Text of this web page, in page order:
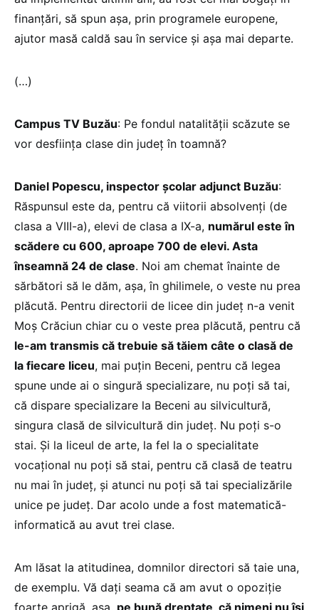
finanțări, să spun așa, prin programele europene,
ajutor masă caldă sau în service și așa mai departe.
(…)
Campus TV Buzău: Pe fondul natalității scăzute se
vor desființa clase din județ în toamnă?
Daniel Popescu, inspector școlar adjunct Buzău:
Răspunsul este da, pentru că viitorii absolvenți (de
clasa a VIII-a), elevi de clasa a IX-a, numărul este în
scădere cu 600, aproape 700 de elevi. Asta
înseamnă 24 de clase. Noi am chemat înainte de
sărbători să le dăm, așa, în ghilimele, o veste nu prea
plăcută. Pentru directorii de licee din județ n-a venit
Moș Crăciun chiar cu o veste prea plăcută, pentru că
le-am transmis că trebuie să tăiem câte o clasă de
la fiecare liceu, mai puțin Beceni, pentru că legea
spune unde ai o singură specializare, nu poți să tai,
că dispare specializare la Beceni au silvicultură,
singura clasă de silvicultură din județ. Nu poți s-o
stai. Și la liceul de arte, la fel la o specialitate
vocațional nu poți să stai, pentru că clasă de teatru
nu mai în județ, și atunci nu poți să tai specializările
unice pe județ. Dar acolo unde a fost matematică-
informatică au avut trei clase.
Am lăsat la atitudinea, domnilor directori să taie una,
de exemplu. Vă dați seama că am avut o opoziție
foarte aprigă, așa, pe bună dreptate, că nimeni nu își